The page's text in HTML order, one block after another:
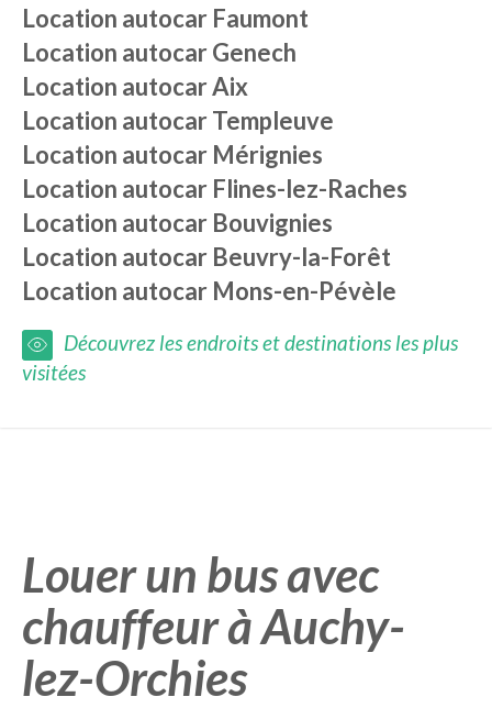
Location autocar Faumont
Location autocarGenech
Location autocarAix
Location autocarTempleuve
Location autocar Mérignies
Location autocar Flines-lez-Raches
Location autocar Bouvignies
Location autocar Beuvry-la-Forêt
Location autocar Mons-en-Pévèle
Découvrez les endroits et destinations les plus
visitées
Louer un bus avec
chauffeur à Auchy-
lez-Orchies